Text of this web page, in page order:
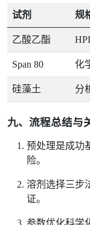
试剂 规
乙酸乙酯
Span 80 化
硅藻土 分
九、流程总结与
预处理是成功
险。
溶剂选择三步
证。
参数优化科学